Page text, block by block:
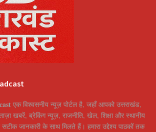
एक विश्वसनीय न्यूज़ पोर्टल है, जहाँ आपको उत्तराखंड,
खबरें, ब्रेकिंग न्यूज़, राजनीति, खेल, शिक्षा और स्थानीय
जानकारी के साथ मिलते हैं। हमारा उद्देश्य पाठकों तक